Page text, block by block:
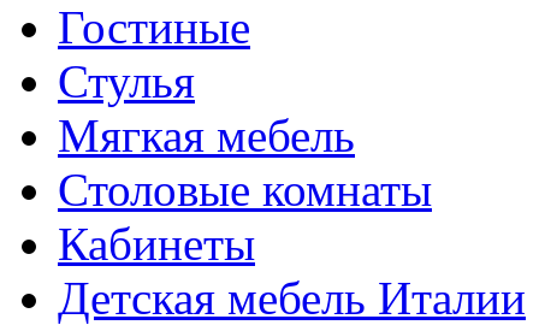
Гостиные
Стулья
Мягкая мебель
Столовые комнаты
Кабинеты
Детская мебель Италии